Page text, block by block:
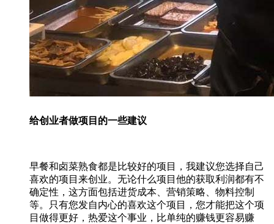
给创业者做项目的一些建议
早餐和卤菜熟食都是比较好的项目，我建议您选择自己
喜欢的项目来创业。无论什么项目他的获取利润都有不
确定性，这方面包括进货成本、营销策略、物料控制
等。只有您发自内心的喜欢这个项目，您才能把这个项
目做得更好，热爱这个事业，比单纯的赚钱更容易赚